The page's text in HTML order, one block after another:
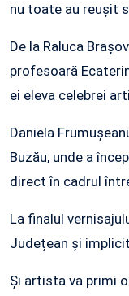
nu toate au reușit
De la Raluca
profesoară
ei eleva celebrei
Daniela
Buzău, unde a
direct în cadrul
La finalul
Județean și
Și artista va primi